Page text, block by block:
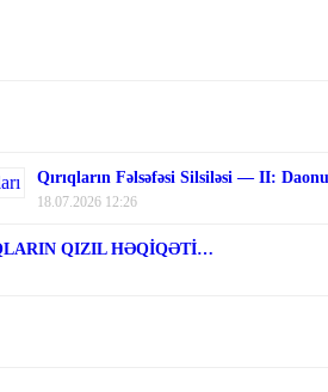
Qırıqların Fəlsəfəsi Silsiləsi — II:
18.07.2026 12:26
QIZIL HƏQİQƏTİ…